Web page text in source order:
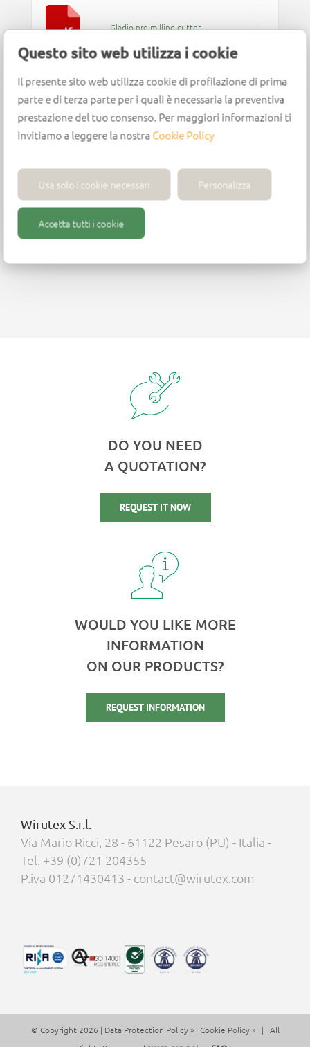
Questo sito web utilizza i cookie
Il presente sito web utilizza cookie di profilazione di prima
parte e di terza parte per i quali è necessaria la preventiva
prestazione del tuo consenso. Per maggiori informazioni ti
invitiamo a leggere la nostraCookie Policy
Usa solo i cookie necessari Personalizza
Accetta tutti i cookie
Gladio pre-milling cutter
Smart Pit Stop System
Cutters for Lamello®
Company Profile
DO YOU NEED
A QUOTATION?
REQUEST IT NOW
WOULD YOU LIKE MORE
INFORMATION
ON OUR PRODUCTS?
REQUEST INFORMATION
Wirutex S.r.l.
Via Mario Ricci, 28 - 61122 Pesaro (PU) - Italia -
Tel. +39 (0)721 204355
P.iva 01271430413 - contact@wirutex.com
© Copyright 2026 | Data Protection Policy »| Cookie Policy »| All